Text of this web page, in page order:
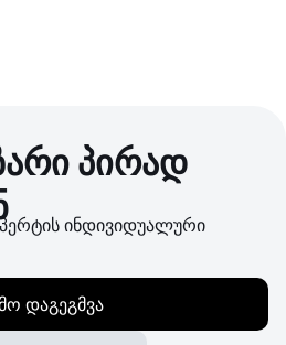
პირად
ინდივიდუალური
დაგეგმვა